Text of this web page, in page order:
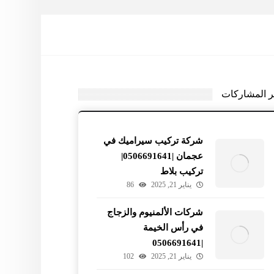
المشاركات
شركة تركيب سيراميك في
عجمان |0506691641|
تركيب بلاط
يناير 21, 2025 86
شركات الألمنيوم والزجاج
في رأس الخيمة
|0506691641
يناير 21, 2025 102